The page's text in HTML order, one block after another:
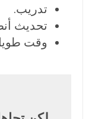
تدريب.
تحديث
وقت